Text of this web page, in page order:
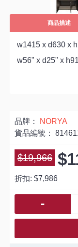
商品描述
w1415 x d630 x
w56" x d25" x
品牌：
NORYA
貨品編號：
$19,966
折扣: $7,986
-